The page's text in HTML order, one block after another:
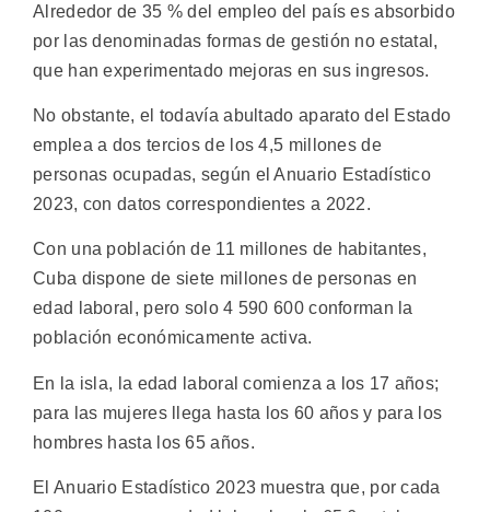
Alrededor de 35 % del empleo del país es absorbido
por las denominadas formas de gestión no estatal,
que han experimentado mejoras en sus ingresos.
No obstante, el todavía abultado aparato del Estado
emplea a dos tercios de los 4,5 millones de
personas ocupadas, según el Anuario Estadístico
2023, con datos correspondientes a 2022.
Con una población de 11 millones de habitantes,
Cuba dispone de siete millones de personas en
edad laboral, pero solo 4 590 600 conforman la
población económicamente activa.
En la isla, la edad laboral comienza a los 17 años;
para las mujeres llega hasta los 60 años y para los
hombres hasta los 65 años.
El Anuario Estadístico 2023 muestra que, por cada